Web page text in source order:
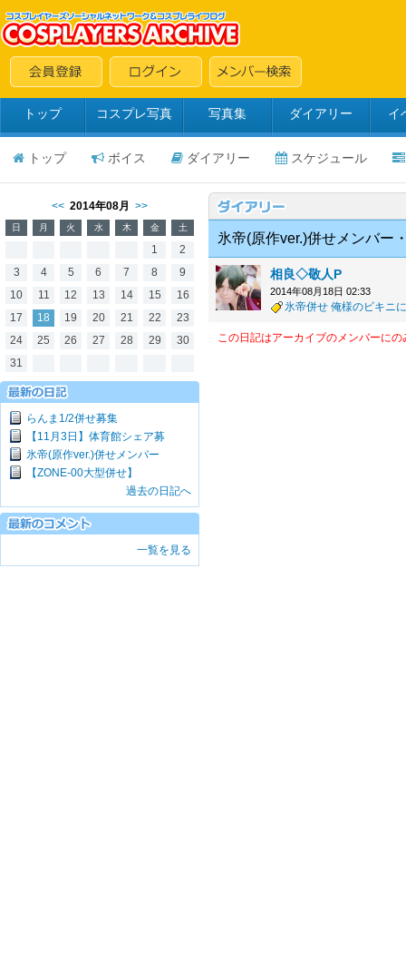
トップ コスプレ写真 写真集 ダイアリー イ
トップ ボイス ダイアリー スケジュール
<< 2014年08月 >>
日 月 火 水 木 金 土
1
2
3
4 5 6 7 8
9
10
11 12 13 14 15
16
17
18 19 20 21 22
23
24
25 26 27 28 29
30
31
らんま1/2併せ募集
【11月3日】体育館シェア募
氷帝(原作ver.)併せメンバー
【ZONE-00大型併せ】
過去の日記へ
一覧を見る
氷帝(原作ver.)併せメンバー
相良◇敬人P
2014年08月18日 02:33
氷帝併せ 俺様のビキニ
この日記はアーカイブのメンバーに